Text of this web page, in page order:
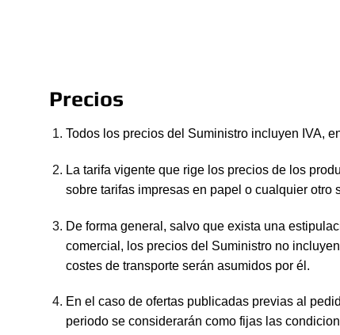
Precios
Todos los precios del Suministro incluyen IVA,
La tarifa vigente que rige los precios de los
sobre tarifas impresas en papel o cualquier otro
De forma general, salvo que exista una
comercial, los precios del Suministro no
costes de transporte serán asumidos por él.
En el caso de ofertas publicadas previas al
periodo se considerarán como fijas las